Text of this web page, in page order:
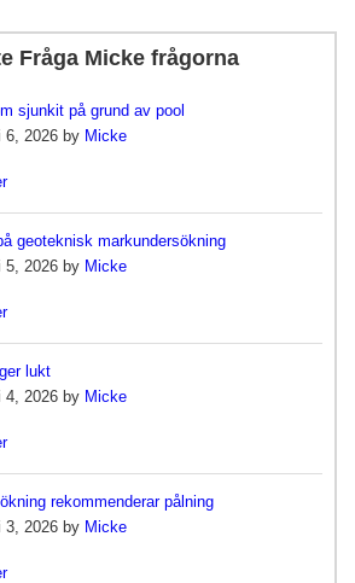
Fråga Micke frågorna
sjunkit på grund av pool
6, 2026 by Micke
geoteknisk markundersökning
5, 2026 by Micke
lukt
4, 2026 by Micke
rekommenderar pålning
3, 2026 by Micke